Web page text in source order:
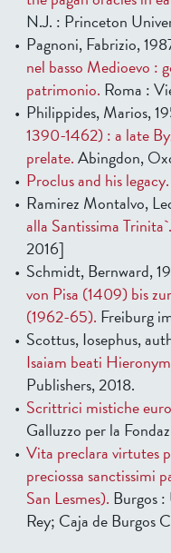
N.J. : Princeton
Pagnoni, Fabrizio,
nel basso Medioevo :
patrimonio. Roma :
Philippides, Marios,
1390-1462) : a late
prelate.Abingdon,
Proclus and his legacy.
Ramirez Montalvo,
alla Santissima Trinita`.
2016]
Schmidt, Bernward,
von Pisa (1409) bis
(1962-65). Freiburg
Scottus, Iosephus,
Isaiam beati
Publishers, 2018.
Scrittrici mistiche
Galluzzo per la
Vita preclara virtutes
preciossa sanctissimi
San Lesmes). Burgos
Rey; Caja de Burgos